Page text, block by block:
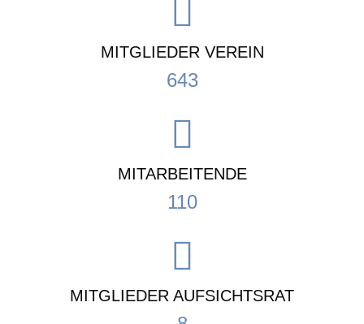
MITGLIEDER VEREIN
643
MITARBEITENDE
110
MITGLIEDER AUFSICHTSRAT